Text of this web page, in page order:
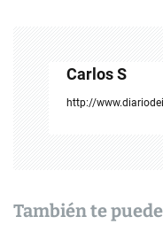
e
Carlos S
http://
También te